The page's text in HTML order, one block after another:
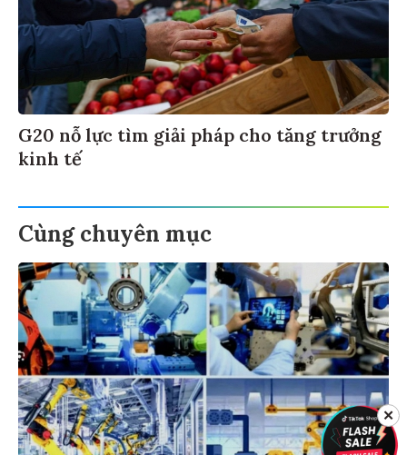
G20 nỗ lực tìm giải pháp cho tăng trưởng
kinh tế
Cùng chuyên mục
✕